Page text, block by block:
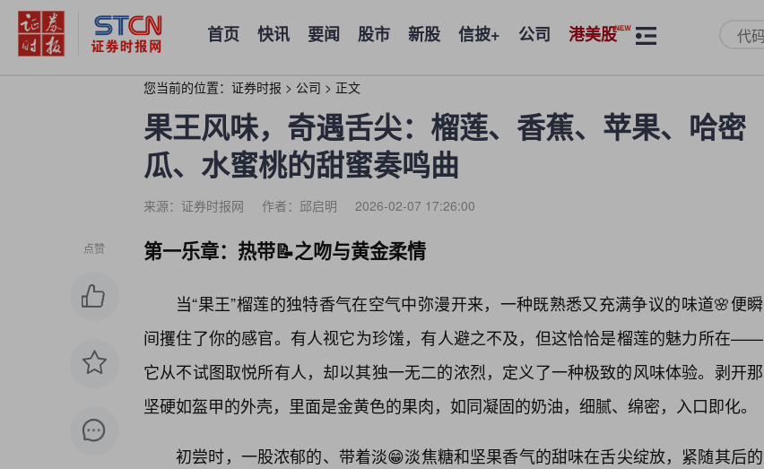
首页 快讯 要闻 股市 新股 信披+ 公司 港美股
您当前的位置： 证券时报 > 公司 > 正文
果王风味，奇遇舌尖：榴莲、香蕉、苹果、哈密
瓜、水蜜桃的甜蜜奏鸣曲
来源：证券时报网 作者：邱启明 2026-02-07 17:26:00
点赞 第一乐章：热带📝之吻与黄金柔情
当“果王”榴莲的独特香气在空气中弥漫开来，一种既熟悉又充满争议的味道🌸便瞬
间攫住了你的感官。有人视它为珍馐，有人避之不及，但这恰恰是榴莲的魅力所在——
它从不试图取悦所有人，却以其独一无二的浓烈，定义了一种极致的风味体验。剥开那
坚硬如盔甲的外壳，里面是金黄色的果肉，如同凝固的奶油，细腻、绵密，入口即化。
初尝时，一股浓郁的、带着淡😁淡焦糖和坚果香气的甜味在舌尖绽放，紧随其后的